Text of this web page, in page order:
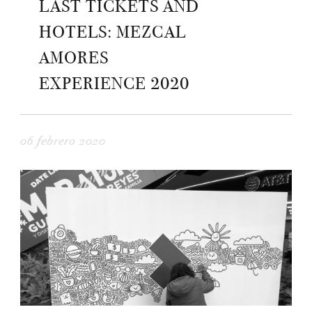
LAST TICKETS AND
HOTELS: MEZCAL
AMORES
EXPERIENCE 2020
06 febrero 2020